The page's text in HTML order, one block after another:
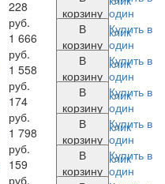
228
руб.
корзину один
клик
1 666
руб.
В
корзину
Купить в
один
клик
1 558
руб.
В
корзину
Купить в
один
клик
174
руб.
В
корзину
Купить в
один
клик
1 798
руб.
В
корзину
Купить в
один
клик
159
руб.
В
корзину
Купить в
один